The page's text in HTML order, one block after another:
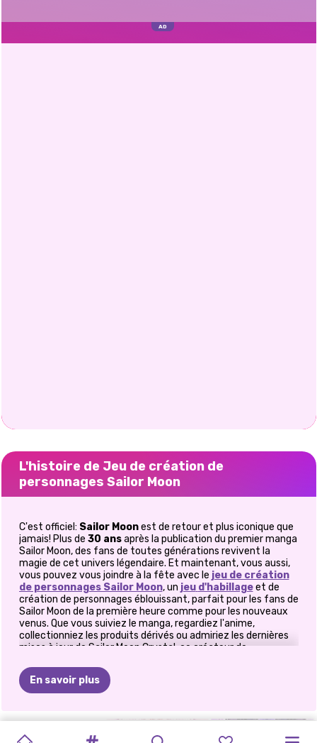
L'histoire de Jeu de création de
personnages Sailor Moon
C'est officiel: Sailor Moonest de retour et plus iconique que
jamais! Plus de 30 ansaprès la publication du premier manga
Sailor Moon, des fans de toutes générations revivent la
magie de cet univers légendaire. Et maintenant, vous aussi,
vous pouvez vous joindre à la fête avec le jeu de création
de personnages Sailor Moon, un jeu d'habillageet de
création de personnages éblouissant, parfait pour les fans de
Sailor Moon de la première heure comme pour les nouveaux
venus. Que vous suiviez le manga, regardiez l'anime,
collectionniez les produits dérivés ou admiriez les dernières
mises à jour de Sailor Moon Crystal, ce créateur de
votre écran, pour un concentré de nostalgie, de paillettes et
de créativité sans limites.
Ce jeu est votre accès privilégié au Royaume de la Lune. Vous
En savoir plus
ÉCOLE PRINCESSES
DÉFI LOOKS